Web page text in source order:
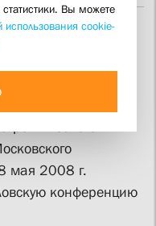
стратегии и
христианский
религиозного
мая 2008 г.
конференцию
статистики. Вы можете
использования cookie-